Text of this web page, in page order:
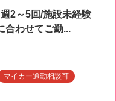
2～5回/施設未経験
合わせてご勤...
マイカー通勤相談可